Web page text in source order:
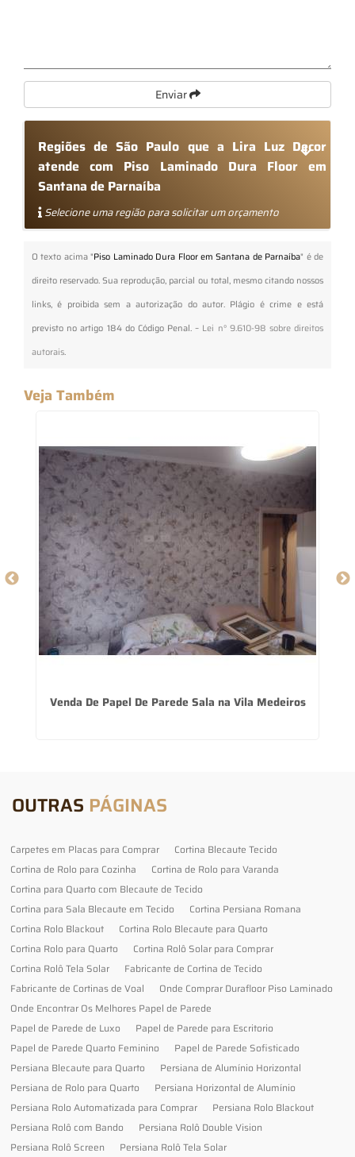
Enviar
Regiões de São Paulo que a Lira Luz Decor
atende com Piso Laminado Dura Floor em
Santana de Parnaíba
Selecione uma região para solicitar um orçamento
O texto acima "Piso Laminado Dura Floor em Santana de Parnaíba" é de
direito reservado. Sua reprodução, parcial ou total, mesmo citando nossos
links, é proibida sem a autorização do autor. Plágio é crime e está
previsto no artigo 184 do Código Penal. – Lei n° 9.610-98 sobre direitos
autorais.
Veja Também
Venda De Papel De Parede Sala na Vila Medeiros
OUTRAS PÁGINAS
Carpetes em Placas para Comprar
Cortina Blecaute Tecido
Cortina de Rolo para Cozinha
Cortina de Rolo para Varanda
Cortina para Quarto com Blecaute de Tecido
Cortina para Sala Blecaute em Tecido
Cortina Persiana Romana
Cortina Rolo Blackout
Cortina Rolo Blecaute para Quarto
Cortina Rolo para Quarto
Cortina Rolô Solar para Comprar
Cortina Rolô Tela Solar
Fabricante de Cortina de Tecido
Fabricante de Cortinas de Voal
Onde Comprar Durafloor Piso Laminado
Onde Encontrar Os Melhores Papel de Parede
Papel de Parede de Luxo
Papel de Parede para Escritorio
Papel de Parede Quarto Feminino
Papel de Parede Sofisticado
Persiana Blecaute para Quarto
Persiana de Alumínio Horizontal
Persiana de Rolo para Quarto
Persiana Horizontal de Alumínio
Persiana Rolo Automatizada para Comprar
Persiana Rolo Blackout
Persiana Rolô com Bando
Persiana Rolô Double Vision
Persiana Rolô Screen
Persiana Rolô Tela Solar